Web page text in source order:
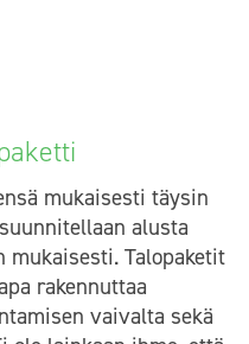
mukaisesti täysin
alusta
mukaisesti. Talopaketit
rakennuttaa
vaivalta sekä